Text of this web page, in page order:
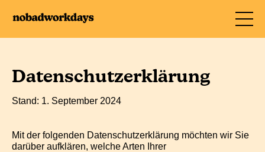
Datenschutzerklärung
Stand: 1. September 2024
Mit der folgenden Datenschutzerklärung möchten wir Sie
darüber aufklären, welche Arten Ihrer